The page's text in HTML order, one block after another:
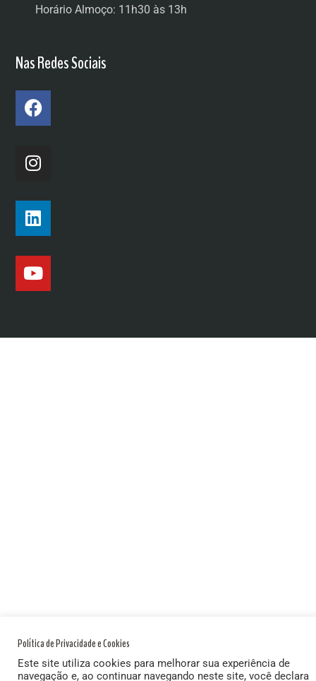
Horário Almoço: 11h30 às 13h
Nas Redes Sociais
Política de Privacidade e Cookies
Este site utiliza cookies para melhorar sua experiência de
navegação e, ao continuar navegando neste site, você declara